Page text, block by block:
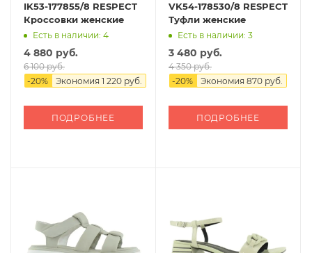
IK53-177855/8 RESPECT
Кроссовки женские
Есть в наличии: 4
4 880 руб.
6 100 руб.
-20% Экономия 1 220 руб.
ПОДРОБНЕЕ
VK54-178530/8 RESPECT
Туфли женские
Есть в наличии: 3
3 480 руб.
4 350 руб.
-20% Экономия 870 руб.
ПОДРОБНЕЕ